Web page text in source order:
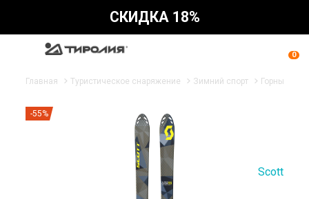
СКИДКА 18%
0
Главная Туристическое снаряжение Зимний спорт Горные
-55%
Scott